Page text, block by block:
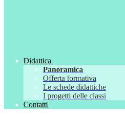
Didattica
Panoramica
Offerta formativa
Le schede didattiche
I progetti delle classi
Contatti